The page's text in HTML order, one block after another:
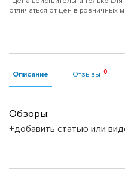
отличаться от цен в розничных
Описание Отзывы
Обзоры:
+добавить статью или